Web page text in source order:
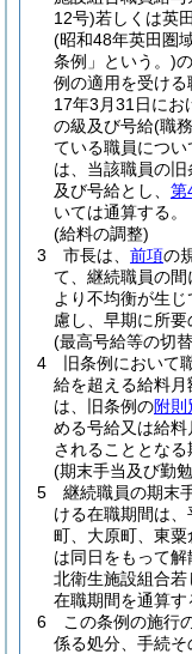
12号)若しくは英
(昭和48年英田圏
条例」という。)
例の適用を受ける
17年3月31日にお
の級及び号給(職
ている職員につ
は、当該職員の
及び号給とし、 第
いては通算する。
(給料の調整)
3
市長は、 前項の
て、継続職員の
より不均衡が生
慮し、早期に所要
(最高号給等の切
4
旧条例において
給を超える給料
は、旧条例の附則
める号給又は給
されることとなる
(期末手当及び勤
5
継続職員の期末
ける在職期間は
町、大原町、東
は同日をもって
北衛生施設組合
在職期間を通算す
6
この条例の施行
係る処分、手続